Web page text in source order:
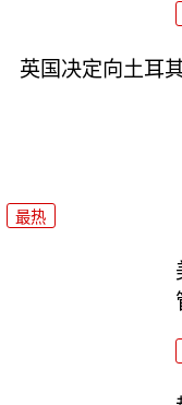
英国决定向土耳
最热